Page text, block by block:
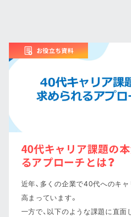
お役立ち資料
40代キャリア課題の
るアプローチとは？
近年、多くの企業で40代へのキ
高まっています。
一方で、以下のような課題に直面